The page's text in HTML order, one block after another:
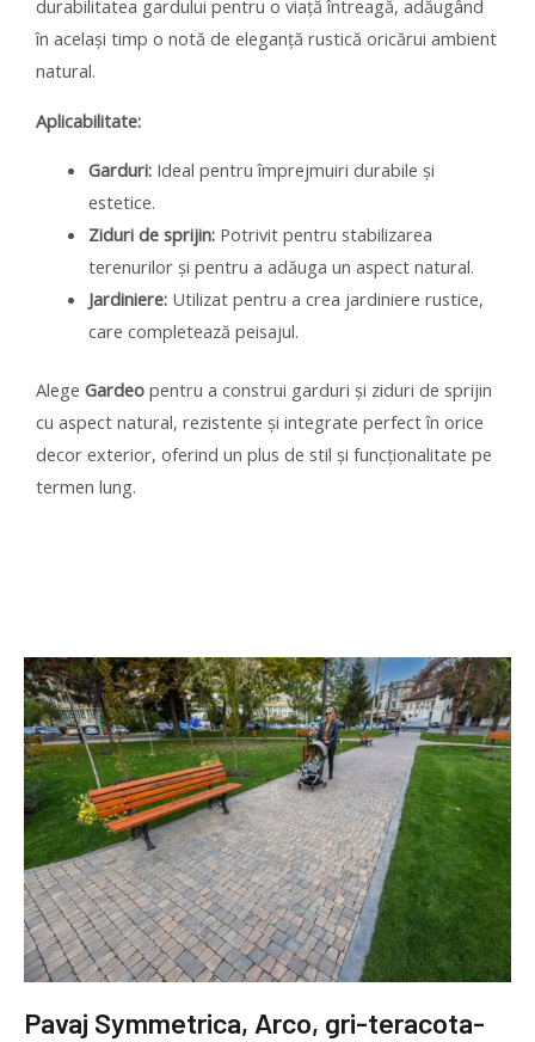
durabilitatea gardului pentru o viață întreagă, adăugând
în același timp o notă de eleganță rustică oricărui ambient
natural.
Aplicabilitate:
Garduri:Ideal pentru împrejmuiri durabile și
estetice.
Ziduri de sprijin:Potrivit pentru stabilizarea
terenurilor și pentru a adăuga un aspect natural.
Jardiniere:Utilizat pentru a crea jardiniere rustice,
care completează peisajul.
Alege Gardeo pentru a construi garduri și ziduri de sprijin
cu aspect natural, rezistente și integrate perfect în orice
decor exterior, oferind un plus de stil și funcționalitate pe
termen lung.
Pavaj Symmetrica, Arco, gri-teracota-